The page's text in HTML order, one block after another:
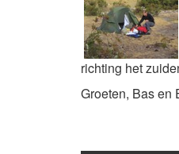
richting het
Groeten, Bas en